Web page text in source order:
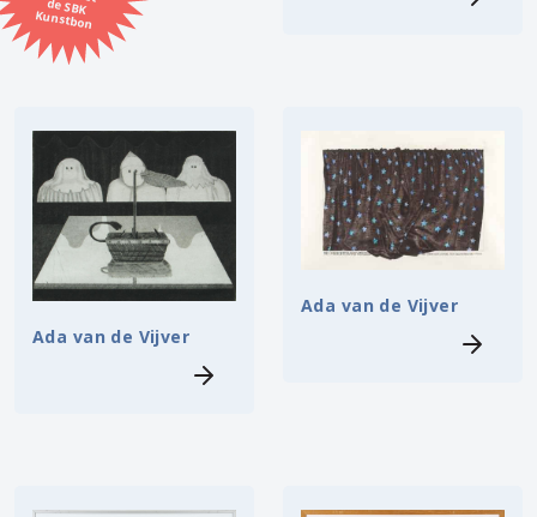
Kunstbon
Kunstenaar
Orientatie
Kleur
Zoeken
Ada van de Vijver
Ada van de Vijver